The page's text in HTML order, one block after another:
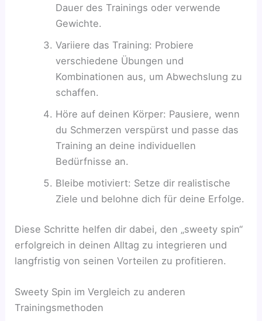
Dauer des Trainings oder verwende
Gewichte.
Variiere das Training: Probiere
verschiedene Übungen und
Kombinationen aus, um Abwechslung zu
schaffen.
Höre auf deinen Körper: Pausiere, wenn
du Schmerzen verspürst und passe das
Training an deine individuellen
Bedürfnisse an.
Bleibe motiviert: Setze dir realistische
Ziele und belohne dich für deine Erfolge.
Diese Schritte helfen dir dabei, den „sweety spin“
erfolgreich in deinen Alltag zu integrieren und
langfristig von seinen Vorteilen zu profitieren.
Sweety Spin im Vergleich zu anderen
Trainingsmethoden